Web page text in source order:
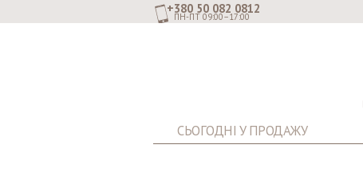
+380 50 082 0812
ПН-ПТ 09:00–17:00
СЬОГОДНІ У ПРОДАЖУ